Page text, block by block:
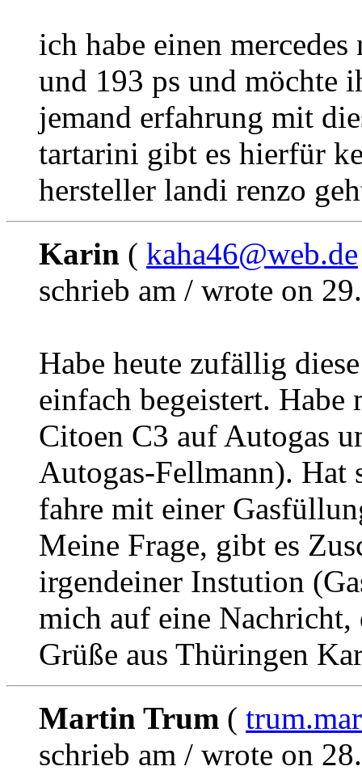
ich habe einen
und 193 ps und möchte
jemand erfahrung mit
tartarini gibt es hierfür
hersteller landi renzo
Karin ( kaha46@web.de
schrieb am / wrote on
Habe heute zufällig
einfach begeistert.
Citoen C3 auf Autogas
Autogas-Fellmann). Hat
fahre mit einer
Meine Frage, gibt es
irgendeiner Instution
mich auf eine Nachricht,
Grüße aus Thüringen
Martin Trum (
schrieb am / wrote on